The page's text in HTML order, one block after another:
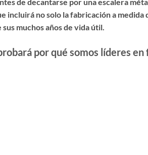
no solo la fabricación a medida
muchos años de vida útil.
por qué somos líderes en